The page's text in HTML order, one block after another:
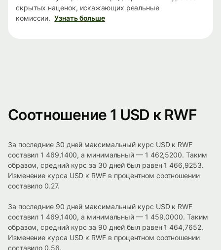
скрытых наценок, искажающих реальные
комиссии. Узнать больше
Соотношение 1 USD к RWF
За последние 30 дней максимальный курс USD к RWF
составил 1 469,1400, а минимальный — 1 462,5200. Таким
образом, средний курс за 30 дней был равен 1 466,9253.
Изменение курса USD к RWF в процентном соотношении
составило 0.27.
За последние 90 дней максимальный курс USD к RWF
составил 1 469,1400, а минимальный — 1 459,0000. Таким
образом, средний курс за 90 дней был равен 1 464,7652.
Изменение курса USD к RWF в процентном соотношении
составило 0.56.